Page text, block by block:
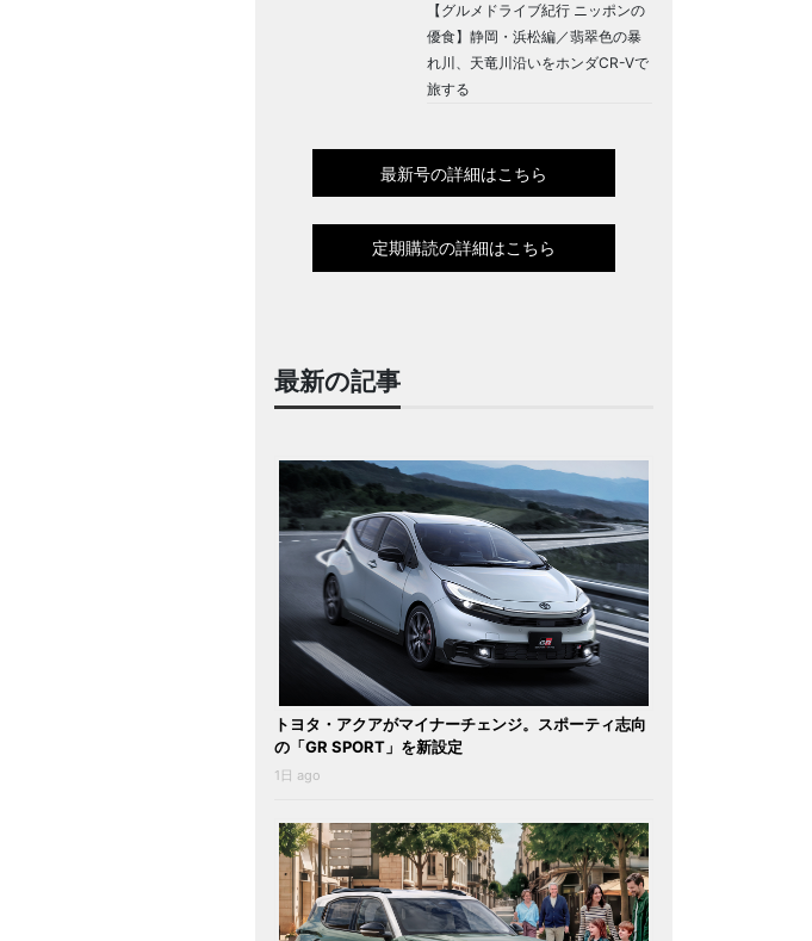
【グルメドライブ紀行 ニッポンの
優食】静岡・浜松編／翡翠色の暴
れ川、天竜川沿いをホンダCR-Vで
旅する
最新号の詳細はこちら
定期購読の詳細はこちら
最新の記事
トヨタ・アクアがマイナーチェンジ。スポーティ志向
の「GR SPORT」を新設定
1日 ago